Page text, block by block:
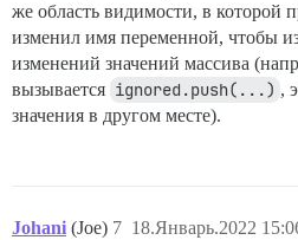
же область видимости, в которой
изменил имя переменной, чтобы
изменений значений массива
вызывается ignored.push(...) ,
значения в другом месте).
Johani (Joe) 18.Январь.2022
7